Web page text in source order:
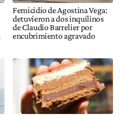
Femicidio de Agostina Vega:
detuvieron a dos inquilinos
de Claudio Barrelier por
encubrimiento agravado